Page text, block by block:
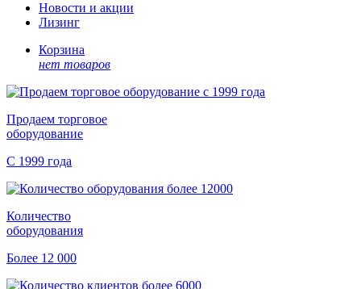
Новости и акции
Лизинг
Корзина
нет товаров
Продаем торговое
оборудование
С 1999 года
Количество
оборудования
Более 12 000